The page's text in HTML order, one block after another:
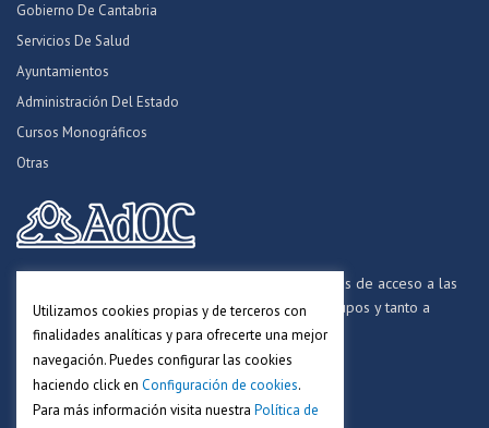
Gobierno De Cantabria
Servicios De Salud
Ayuntamientos
Administración Del Estado
Cursos Monográficos
Otras
Formamos opositores para los procesos selectivos de acceso a las
distintas Administraciones Públicas, a todos los grupos y tanto a
personal funcionario, laboral y estatutario.
Utilizamos cookies propias y de terceros con
finalidades analíticas y para ofrecerte una mejor
navegación. Puedes configurar las cookies
haciendo click en Configuración de cookies.
Para más información visita nuestra Política de